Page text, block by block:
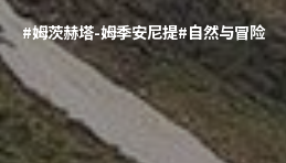
#姆茨赫塔-姆季安尼提#自然与冒险